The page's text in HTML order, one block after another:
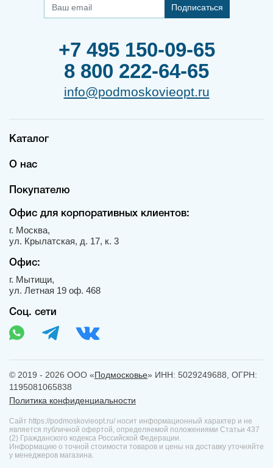
Подписаться
+7 495 150-09-65
8 800 222-64-65
info@podmoskovieopt.ru
Каталог
О нас
Покупателю
Офис для корпоративных клиентов:
г. Москва,
ул. Крылатская, д. 17, к. 3
Офис:
г. Мытищи,
ул. Летная 19 оф. 468
Соц. сети
© 2019 - 2026 ООО «Подмосковье» ИНН: 5029249688, ОГРН:
1195081065838
Политика конфиденциальности
Сайт https://podmoskovieopt.ru/ носит информационный характер и не
является публичной офертой, определяемой положениями Статьи 437
(2) Гражданского кодекса Российской Федерации.
Информацию о точной стоимости товаров и цены на доставку уточняйте
у менеджеров магазина.